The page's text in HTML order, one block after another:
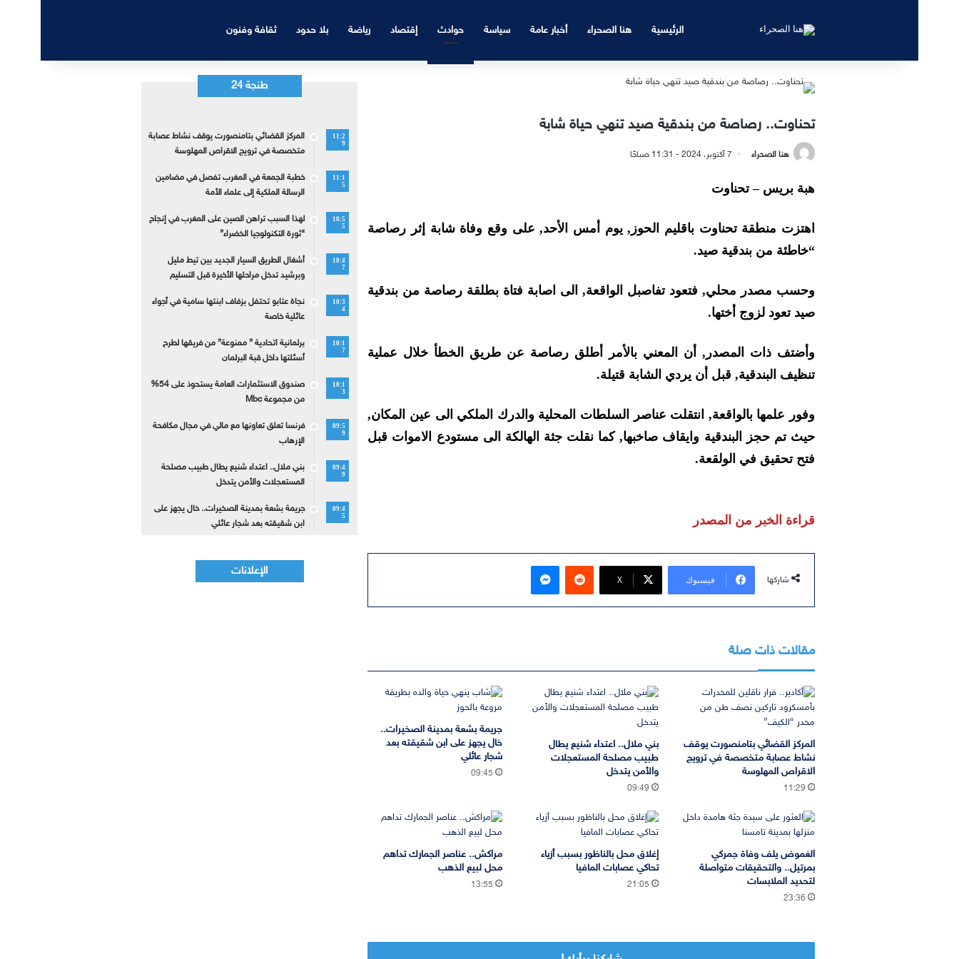
الرئيسية هنا الصحراء أخبار عامة سياسة حوادث إقتصاد رياضة بلا حدود ثقافة وفنون
تحناوت.. رصاصة من بندقية صيد تنهي حياة شابة
هنا الصحراء 7 أكتوبر، 2024 - 11:31 صباحًا
هبة بريس – تحناوت
اهتزت منطقة تحناوت باقليم الحوز, يوم أمس الأحد, على وقع وفاة شابة إثر رصاصة
“خاطئة من بندقية صيد.
وحسب مصدر محلي, فتعود تفاصبل الواقعة, الى اصابة فتاة بطلقة رصاصة من بندقية
صيد تعود لزوج أختها.
وأضتف ذات المصدر, أن المعني بالأمر أطلق رصاصة عن طريق الخطأ خلال عملية
تنظيف البندقية, قبل أن يردي الشابة قتيلة.
وفور علمها بالواقعة, انتقلت عناصر السلطات المحلية والدرك الملكي الى عين المكان,
حيث تم حجز البندقية وايقاف صاخبها, كما نقلت جثة الهالكة الى مستودع الاموات قبل
فتح تحقيق في الولقعة.
قراءة الخبر من المصدر
شاركها فيسبوك ‫X
ماسنجر
مقالات ذات صلة
المركز القضائي بتامنصورت يوقف
نشاط عصابة متخصصة في ترويج
الاقراص المهلوسة
11:29
بني ملال.. اعتداء شنيع يطال
طبيب مصلحة المستعجلات
والأمن يتدخل
09:49
جريمة بشعة بمدينة الصخيرات..
خال يجهز على ابن شقيقته بعد
شجار عائلي
09:45
الغموض يلف وفاة جمركي
بمرتيل.. والتحقيقات متواصلة
لتحديد الملابسات
23:36
إغلاق محل بالناظور بسبب أزياء
تحاكي عصابات المافيا
21:05
مراكش.. عناصر الجمارك تداهم
محل لبيع الذهب
13:55
طنجة 24
11:2
9
المركز القضائي بتامنصورت يوقف نشاط عصابة
متخصصة في ترويج الاقراص المهلوسة
11:1
5
خطبة الجمعة في المغرب تفصل في مضامين
الرسالة الملكية إلى علماء الأمة
10:5
5
لهذا السبب تراهن الصين على المغرب في إنجاح
“ثورة التكنولوجيا الخضراء”
10:4
7
أشغال الطريق السيار الجديد بين تيط مليل
وبرشيد تدخل مراحلها الأخيرة قبل التسليم
10:3
4
نجاة عتابو تحتفل بزفاف ابنتها سامية في أجواء
عائلية خاصة
10:1
7
برلمانية اتحادية ” ممنوعة” من فريقها لطرح
أسئلتها داخل قبة البرلمان
10:1
3
صندوق الاستثمارات العامة يستحوذ على 54%
من مجموعة Mbc
09:5
9
فرنسا تعلق تعاونها مع مالي في مجال مكافحة
الإرهاب
09:4
9
بني ملال.. اعتداء شنيع يطال طبيب مصلحة
المستعجلات والأمن يتدخل
09:4
5
جريمة بشعة بمدينة الصخيرات.. خال يجهز على
ابن شقيقته بعد شجار عائلي
الإعلانات